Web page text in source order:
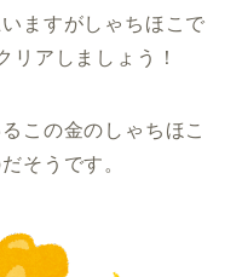
ますがしゃちほこで
リアしましょう！
この金のしゃちほこ
そうです。